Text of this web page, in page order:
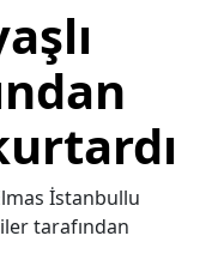
İstanbullu
tarafından